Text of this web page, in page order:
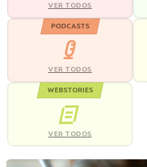
VER TODOS
PODCASTS
VER TODOS
WEBSTORIES
VER TODOS